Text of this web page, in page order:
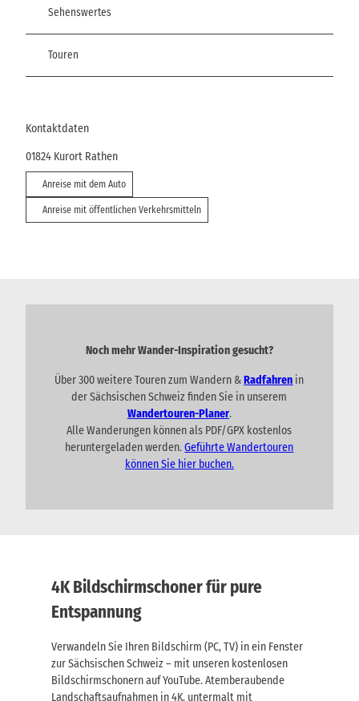
Sehenswertes
Touren
Kontaktdaten
01824 Kurort Rathen
Anreise mit dem Auto
Anreise mit öffentlichen Verkehrsmitteln
Noch mehr Wander-Inspiration gesucht?
Über 300 weitere Touren zum Wandern &Radfahren in
der Sächsischen Schweiz finden Sie in unserem
Wandertouren-Planer.
Alle Wanderungen können als PDF/GPX kostenlos
heruntergeladen werden.Geführte Wandertouren
können Sie hier buchen.
4K Bildschirmschoner für pure
Entspannung
Verwandeln Sie Ihren Bildschirm (PC, TV) in ein Fenster
zur Sächsischen Schweiz – mit unseren kostenlosen
Bildschirmschonern auf YouTube. Atemberaubende
Landschaftsaufnahmen in 4K, untermalt mit